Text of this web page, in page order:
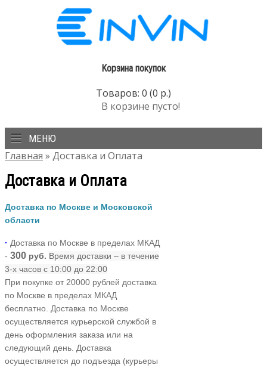
Корзина покупок
Товаров: 0 (0 р.)
В корзине пусто!
МЕНЮ
Главная » Доставка и Оплата
Доставка и Оплата
Доставка по Москве и Московской
области
· Доставка по Москве в пределах МКАД
- 300 руб. Время доставки – в течение
3-х часов с 10:00 до 22:00
При покупке от 20000 рублей доставка
по Москве в пределах МКАД
бесплатно. Доставка по Москве
осуществляется курьерской службой в
день оформления заказа или на
следующий день. Доставка
осуществляется до подъезда (курьеры